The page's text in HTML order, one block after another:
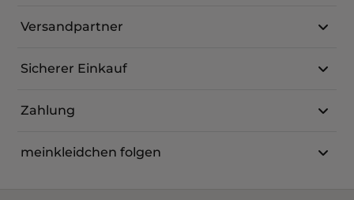
Versandpartner
Sicherer Einkauf
Zahlung
meinkleidchen folgen